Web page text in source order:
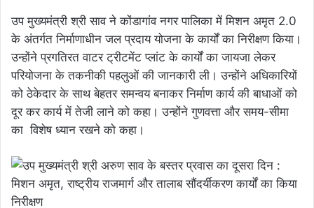
उप मुख्यमंत्री श्री साव ने कोंडागांव नगर पालिका में मिशन अमृत 2.0
के अंतर्गत निर्माणाधीन जल प्रदाय योजना के कार्यों का निरीक्षण किया।
उन्होंने प्रगतिरत वाटर ट्रीटमेंट प्लांट के कार्यों का जायजा लेकर
परियोजना के तकनीकी पहलुओं की जानकारी ली। उन्होंने अधिकारियों
को ठेकेदार के साथ बेहतर समन्वय बनाकर निर्माण कार्य की बाधाओं को
दूर कर कार्य में तेजी लाने को कहा। उन्होंने गुणवत्ता और समय-सीमा
का विशेष ध्यान रखने को कहा।